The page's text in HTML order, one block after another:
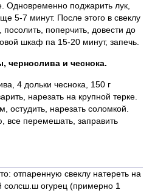
Одновременно поджарить лук,
5-7 минут. После этого в свеклу
поперчить, довести до
шкаф па 15-20 минут, запечь.
чернослива и чеснока.
4 дольки чеснока, 150 г
нарезать на крупной терке.
остудить, нарезать соломкой.
все перемешать, заправить
отпаренную свеклу натереть на
солсш.ш огурец (примерно 1